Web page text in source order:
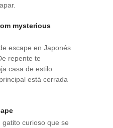
mysterious
escape en Japonés
repente te
casa de estilo
está cerrada
gatito curioso que se